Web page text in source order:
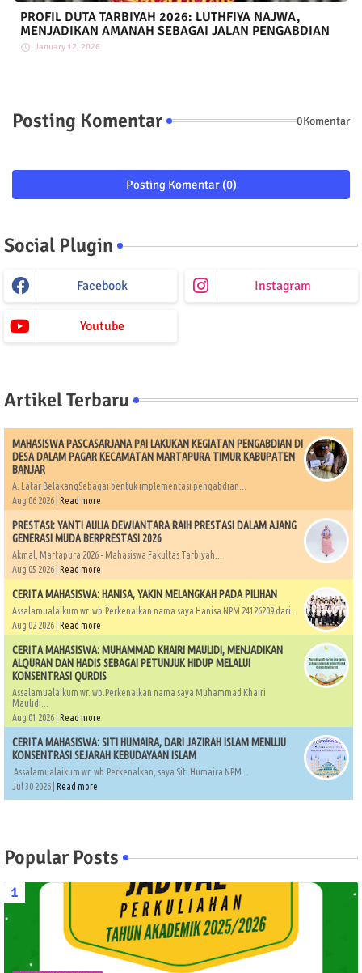
PROFIL DUTA TARBIYAH 2026: LUTHFIYA NAJWA,
MENJADIKAN AMANAH SEBAGAI JALAN PENGABDIAN
January 12, 2026
Posting Komentar 0Komentar
Posting Komentar (0)
Social Plugin
Facebook Instagram
Youtube
Artikel Terbaru
MAHASISWA PASCASARJANA PAI LAKUKAN KEGIATAN PENGABDIAN DI
DESA DALAM PAGAR KECAMATAN MARTAPURA TIMUR KABUPATEN
BANJAR
A. Latar BelakangSebagai bentuk implementasi pengabdian...
Aug 06 2026 | Read more
PRESTASI: YANTI AULIA DEWIANTARA RAIH PRESTASI DALAM AJANG
GENERASI MUDA BERPRESTASI 2026
Akmal, Martapura 2026 - Mahasiswa Fakultas Tarbiyah...
Aug 05 2026 | Read more
CERITA MAHASISWA: HANISA, YAKIN MELANGKAH PADA PILIHAN
Assalamualaikum wr. wb.Perkenalkan nama saya Hanisa NPM 24126209 dari...
Aug 02 2026 | Read more
CERITA MAHASISWA: MUHAMMAD KHAIRI MAULIDI, MENJADIKAN
ALQURAN DAN HADIS SEBAGAI PETUNJUK HIDUP MELALUI
KONSENTRASI QURDIS
Assalamualaikum wr. wb.Perkenalkan nama saya Muhammad Khairi
Maulidi...
Aug 01 2026 | Read more
CERITA MAHASISWA: SITI HUMAIRA, DARI JAZIRAH ISLAM MENUJU
KONSENTRASI SEJARAH KEBUDAYAAN ISLAM
Assalamualaikum wr. wb.Perkenalkan, saya Siti Humaira NPM...
Jul 30 2026 | Read more
Popular Posts